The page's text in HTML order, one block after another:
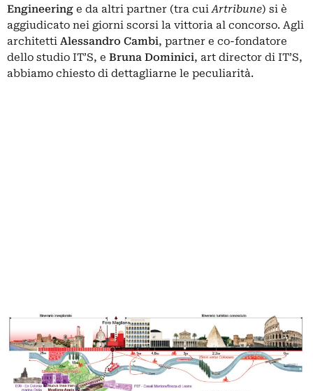
Engineering e da altri partner (tra cuiArtribune) si è
aggiudicato nei giorni scorsi la vittoria al concorso. Agli
architetti Alessandro Cambi, partner e co-fondatore
dello studio IT’S, e Bruna Dominici, art director di IT’S,
abbiamo chiesto di dettagliarne le peculiarità.